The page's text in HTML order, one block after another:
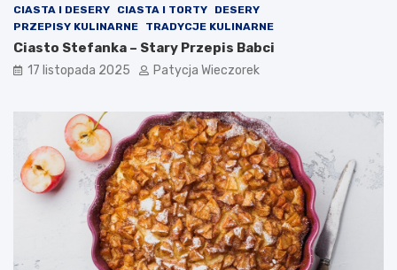
CIASTA I DESERY CIASTA I TORTY
DESERY
PRZEPISY KULINARNE
TRADYCJE KULINARNE
Ciasto Stefanka – Stary Przepis Babci
17 listopada 2025 Patycja Wieczorek